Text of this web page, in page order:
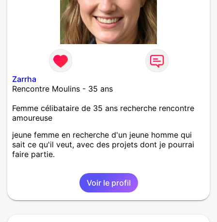
Zarrha
Rencontre Moulins - 35 ans
Femme célibataire de 35 ans recherche rencontre
amoureuse
jeune femme en recherche d'un jeune homme qui
sait ce qu'il veut, avec des projets dont je pourrai
faire partie.
Voir le profil